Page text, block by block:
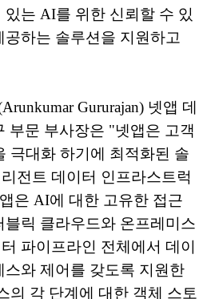
는 AI를 위한 신뢰할 수 있
하는 솔루션을 지원하고
Gururajan) 넷앱 데
부문 부사장은 "넷앱은 고객
극대화 하기에 최적화된 솔
전트 데이터 인프라스트럭
은 AI에 대한 고유한 접근
블릭 클라우드와 온프레미스
파이프라인 전체에서 데이
와 제어를 갖도록 지원한
의 각 단계에 대한 객체 스토